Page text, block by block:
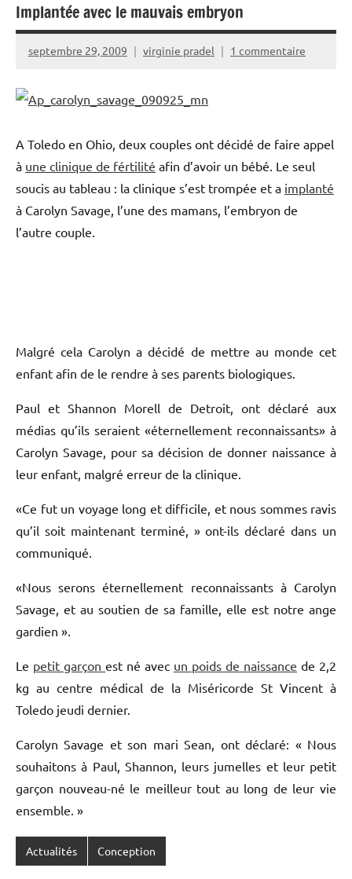
Implantée avec le mauvais embryon
septembre 29, 2009 virginie pradel 1 commentaire
A Toledo en Ohio, deux couples ont décidé de faire appel
à une clinique de fértilité afin d’avoir un bébé. Le seul
soucis au tableau : la clinique s’est trompée et a implanté
à Carolyn Savage, l’une des mamans, l’embryon de
l’autre couple.
Malgré cela Carolyn a décidé de mettre au monde cet
enfant afin de le rendre à ses parents biologiques.
Paul et Shannon Morell de Detroit, ont déclaré aux
médias qu’ils seraient «éternellement reconnaissants» à
Carolyn Savage, pour sa décision de donner naissance à
leur enfant, malgré erreur de la clinique.
«Ce fut un voyage long et difficile, et nous sommes ravis
qu’il soit maintenant terminé, » ont-ils déclaré dans un
communiqué.
«Nous serons éternellement reconnaissants à Carolyn
Savage, et au soutien de sa famille, elle est notre ange
gardien ».
Le petit garçon est né avec un poids de naissance de 2,2
kg au centre médical de la Miséricorde St Vincent à
Toledo jeudi dernier.
Carolyn Savage et son mari Sean, ont déclaré: « Nous
souhaitons à Paul, Shannon, leurs jumelles et leur petit
garçon nouveau-né le meilleur tout au long de leur vie
ensemble. »
Actualités Conception